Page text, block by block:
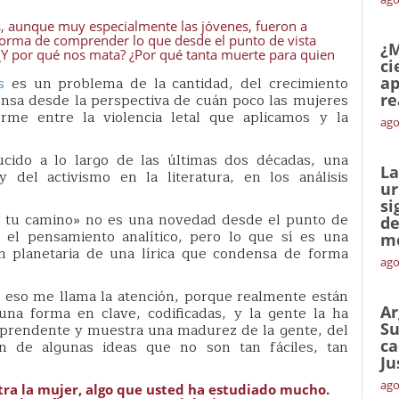
muy especialmente las jóvenes, fueron a
de comprender lo que desde el punto de vista
por qué nos mata? ¿Por qué tanta muerte para quien
es un problema de la cantidad, del crecimiento
desde la perspectiva de cuán poco las mujeres
entre la violencia letal que aplicamos y la
a lo largo de las últimas dos décadas, una
del activismo en la literatura, en los análisis
camino» no es una novedad desde el punto de
pensamiento analítico, pero lo que sí es una
planetaria de una lírica que condensa de forma
me llama la atención, porque realmente están
forma en clave, codificadas, y la gente la ha
y muestra una madurez de la gente, del
de algunas ideas que no son tan fáciles, tan
la mujer, algo que usted ha estudiado mucho.